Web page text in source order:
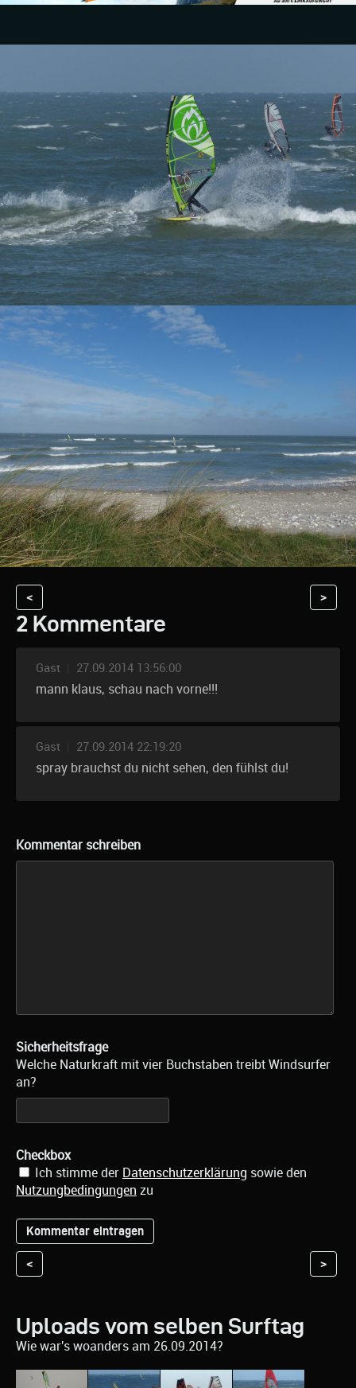
< >
2 Kommentare
Gast 27.09.2014 13:56:00
mann klaus, schau nach vorne!!!
Gast 27.09.2014 22:19:20
spray brauchst du nicht sehen, den fühlst du!
Kommentar schreiben
Sicherheitsfrage
Welche Naturkraft mit vier Buchstaben treibt Windsurfer
an?
Checkbox
Ich stimme der Datenschutzerklärung sowie den
Nutzungbedingungen zu
< >
Uploads vom selben Surftag
Wie war's woanders am 26.09.2014?